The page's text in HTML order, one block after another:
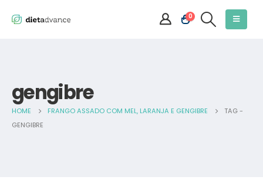
0
gengibre
HOME FRANGO ASSADO COM MEL, LARANJA E GENGIBRE
TAG -
GENGIBRE